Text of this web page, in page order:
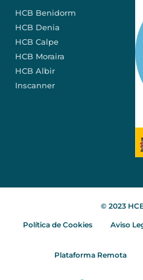
HCB Benidorm
HCB Denia
HCB Calpe
HCB Moraira
HCB Albir
Inscanner
© 2023
Política de Cookies Aviso
Plataforma Remota